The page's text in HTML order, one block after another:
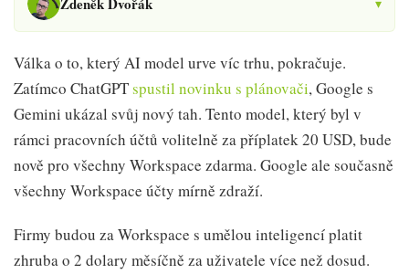
Válka o to, který AI model urve víc trhu, pokračuje.
Zatímco ChatGPTspustil novinku s plánovači, Google s
Gemini ukázal svůj nový tah. Tento model, který byl v
rámci pracovních účtů volitelně za příplatek 20 USD, bude
nově pro všechny Workspace zdarma. Google ale současně
všechny Workspace účty mírně zdraží.
Firmy budou za Workspace s umělou inteligencí platit
zhruba o 2 dolary měsíčně za uživatele více než dosud.